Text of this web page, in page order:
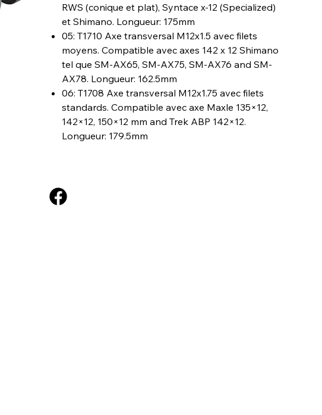
RWS (conique et plat), Syntace x-12 (Specialized)
et Shimano. Longueur: 175mm
05: T1710 Axe transversal M12x1.5 avec filets
moyens. Compatible avec axes 142 x 12 Shimano
tel que SM-AX65, SM-AX75, SM-AX76 and SM-
AX78. Longueur: 162.5mm
06: T1708 Axe transversal M12x1.75 avec filets
standards. Compatible avec axe Maxle 135×12,
142×12, 150×12 mm and Trek ABP 142×12.
Longueur: 179.5mm